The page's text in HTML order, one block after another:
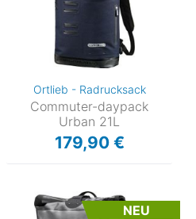
Ortlieb - Radrucksack
Commuter-daypack
Urban 21L
179,90 €
NEU